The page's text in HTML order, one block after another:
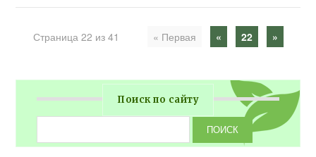
Страница 22 из 41 « Первая « 22 »
Поиск по сайту